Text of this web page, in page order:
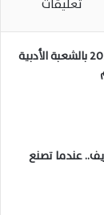
تعليقات
أسماء أوائل الثانوية العامة 2026 بالشعبة الأدبية
عندما تصنع